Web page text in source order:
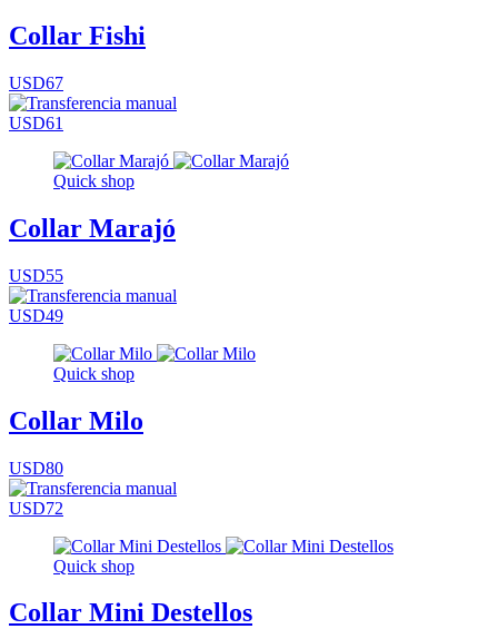
Collar Fishi
USD67
USD61
Quick shop
Collar Marajó
USD55
USD49
Quick shop
Collar Milo
USD80
USD72
Quick shop
Collar Mini Destellos